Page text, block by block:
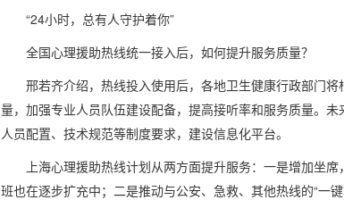
“24小时，总有人守护着你”
全国心理援助热线统一接入后，如何提升服务质量？
邢若齐介绍，热线投入使用后，各地卫生健康行政部门
量，加强专业人员队伍建设配备，提高接听率和服务质量。未
人员配置、技术规范等制度要求，建设信息化平台。
上海心理援助热线计划从两方面提升服务：一是增加坐
班也在逐步扩充中；二是推动与公安、急救、其他热线的“一